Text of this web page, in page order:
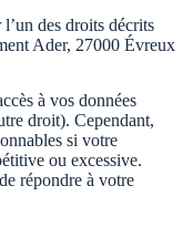
des droits décrits
Ader, 27000 Évreux
à vos données
droit). Cependant,
si votre
ou excessive.
répondre à votre